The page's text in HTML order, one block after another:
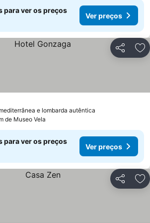
para ver os preços
Ver preços
Partilhar
e lombarda autêntica
de Museo Vela
para ver os preços
Ver preços
Partilhar